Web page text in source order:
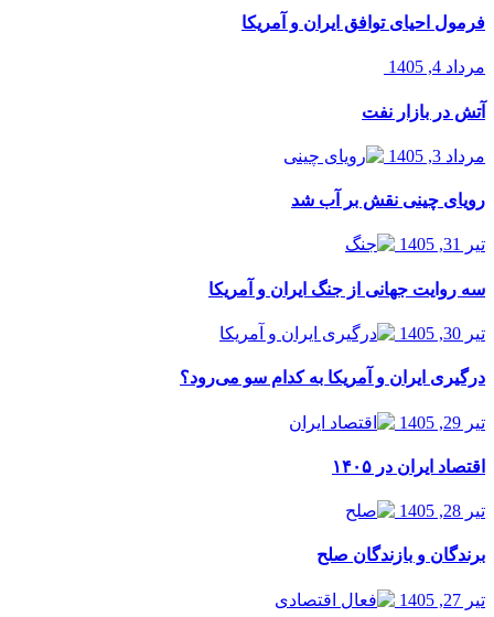
فرمول احیای توافق ایران و آمریکا
مرداد 4, 1405
آتش در بازار نفت
مرداد 3, 1405
رویای چینی نقش بر آب شد
تیر 31, 1405
سه روایت جهانی از جنگ ایران و آمریکا
تیر 30, 1405
درگیری ایران و آمریکا به کدام سو می‌رود؟
تیر 29, 1405
اقتصاد ایران در ۱۴۰۵
تیر 28, 1405
برندگان و بازندگان صلح
تیر 27, 1405